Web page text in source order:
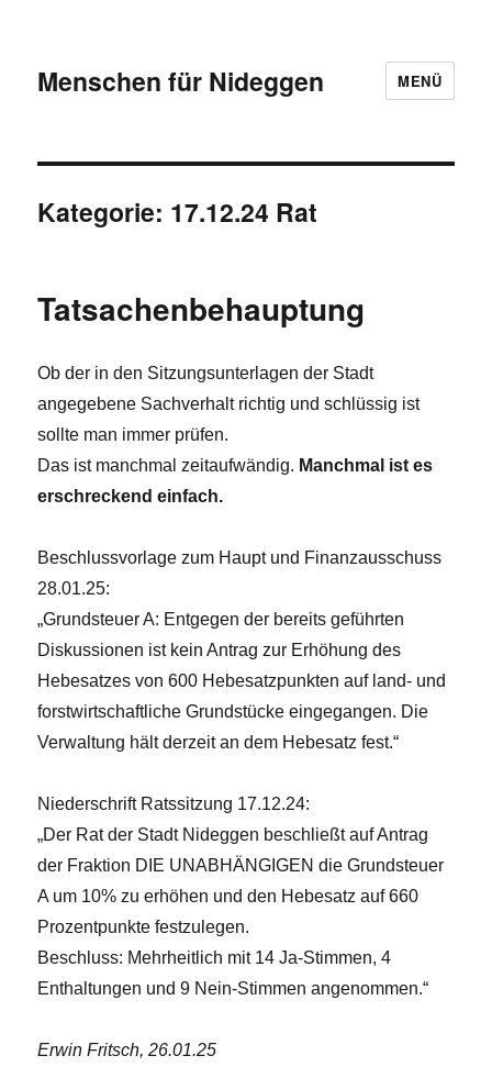
Menschen für Nideggen MENÜ
Kategorie: 17.12.24 Rat
Tatsachenbehauptung
Ob der in den Sitzungsunterlagen der Stadt
angegebene Sachverhalt richtig und schlüssig ist
sollte man immer prüfen.
Das ist manchmal zeitaufwändig. Manchmal ist es
erschreckend einfach.
Beschlussvorlage zum Haupt und Finanzausschuss
28.01.25:
„Grundsteuer A: Entgegen der bereits geführten
Diskussionen ist kein Antrag zur Erhöhung des
Hebesatzes von 600 Hebesatzpunkten auf land- und
forstwirtschaftliche Grundstücke eingegangen. Die
Verwaltung hält derzeit an dem Hebesatz fest.“
Niederschrift Ratssitzung 17.12.24:
„Der Rat der Stadt Nideggen beschließt auf Antrag
der Fraktion DIE UNABHÄNGIGEN die Grundsteuer
A um 10% zu erhöhen und den Hebesatz auf 660
Prozentpunkte festzulegen.
Beschluss: Mehrheitlich mit 14 Ja-Stimmen, 4
Enthaltungen und 9 Nein-Stimmen angenommen.“
Erwin Fritsch, 26.01.25